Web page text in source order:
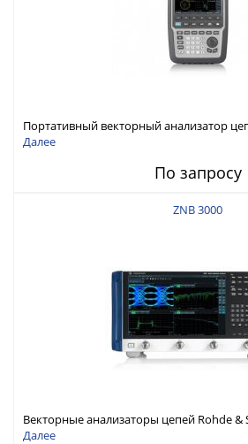
Портативный векторный анализатор
ZNH с диапазоном частот от 30 кГц до
Далее
По запросу
ZNB 3000
Векторные анализаторы цепей Rohde &
3000 с диапазоном частот от 9 кГц до 54
Далее